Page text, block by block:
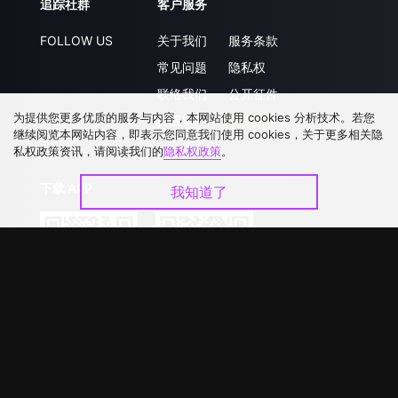
追踪社群
FOLLOW US
客户服务
关于我们
常见问题
联络我们
升级VIP
服务条款
隐私权
公开征件
合作洽談
为提供您更多优质的服务与内容，本网站使用 cookies 分析技术。若您
继续阅览本网站内容，即表示您同意我们使用 cookies，关于更多相关隐
私权政策资讯，请阅读我们的隐私权政策。
我知道了